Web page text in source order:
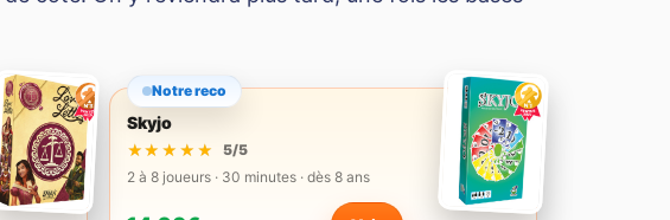
Notre reco
Skyjo
★★★★★
★★★★★
5/5
2 à 8 joueurs · 30 minutes · dès 8 ans